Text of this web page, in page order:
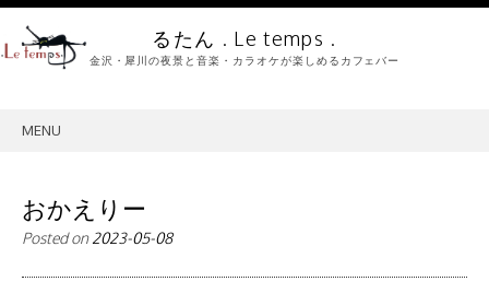
るたん . Le temps .
金沢・犀川の夜景と音楽・カラオケが楽しめるカフェバー
MENU
おかえりー
Posted on2023-05-08